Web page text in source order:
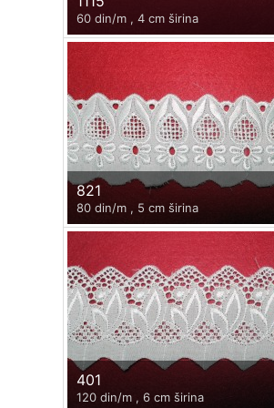
60 din/m , 4 cm širina
821
80 din/m , 5 cm širina
401
120 din/m , 6 cm širina